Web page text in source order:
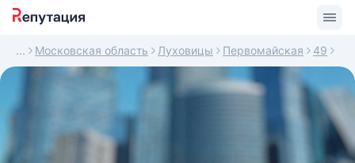
Московская область Луховицы Первомайская 49